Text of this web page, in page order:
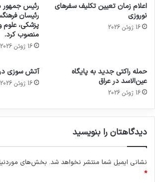
اعلام زمان تعیین تکلیف سفرهای
نوروزی
16 ژوئن 2026
رئیس جمهور
رئیسان
پزشکی، علوم
منصوب کرد.
16 ژوئن 2026
حمله راکتی جدید به پایگاه
عین‌الاسد در عراق
16 ژوئن 2026
آتش سوزی در
16 ژوئن 2026
دیدگاهتان را بنویسید
نشانی ایمیل شما منتشر نخواهد شد. بخش‌های
*